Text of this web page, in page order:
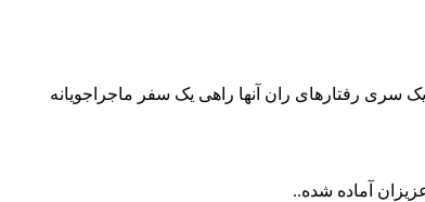
یک سری رفتارهای ران آنها راهی یک سفر ماجراجویانه